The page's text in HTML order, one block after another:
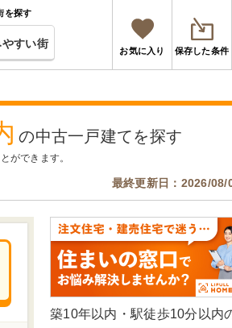
を探す
すい街
お気に入り 保存した条件
の中古一戸建てを探す
最終更新日：2026/
ができます。
築10年以内・駅徒歩10分以内